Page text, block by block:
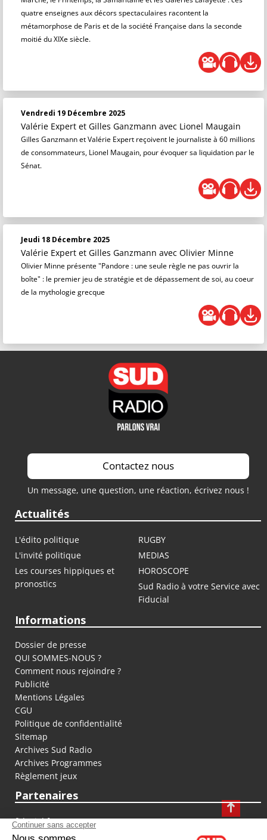
quatre enseignes aux décors spectaculaires racontent la
métamorphose de Paris et de la société Française dans la seconde
moitié du XIXe siècle.
Vendredi 19 Décembre 2025
Valérie Expert et Gilles Ganzmann avec Lionel Maugain
Gilles Ganzmann et Valérie Expert reçoivent le journaliste à 60 millions
de consommateurs, Lionel Maugain, pour évoquer sa liquidation par le
Sénat.
Jeudi 18 Décembre 2025
Valérie Expert et Gilles Ganzmann avec Olivier Minne
Olivier Minne présente "Pandore : une seule règle ne pas ouvrir la
boîte" : le premier jeu de stratégie et de dépassement de soi, au coeur
de la mythologie grecque
Contactez nous
Un message, une question, une réaction, écrivez nous !
Actualités
L'édito politique
RUGBY
L'invité politique
MEDIAS
Les courses hippiques et
pronostics
HOROSCOPE
Sud Radio à votre Service avec
Fiducial
Informations
Dossier de presse
QUI SOMMES-NOUS ?
Comment nous rejoindre ?
Publicité
Mentions Légales
CGU
Politique de confidentialité
Sitemap
Archives Sud Radio
Archives Programmes
Règlement jeux
Partenaires
fiducial.fr
lyoncapitale.fr